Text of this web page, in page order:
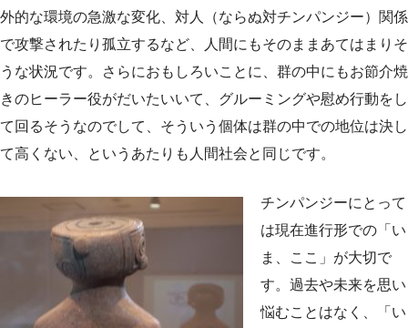
外的な環境の急激な変化、対人（ならぬ対チンパンジー）関係
で攻撃されたり孤立するなど、人間にもそのままあてはまりそ
うな状況です。さらにおもしろいことに、群の中にもお節介焼
きのヒーラー役がだいたいいて、グルーミングや慰め行動をし
て回るそうなのでして、そういう個体は群の中での地位は決し
て高くない、というあたりも人間社会と同じです。
チンパンジーにとって
は現在進行形での「い
ま、ここ」が大切で
す。過去や未来を思い
悩むことはなく、「い